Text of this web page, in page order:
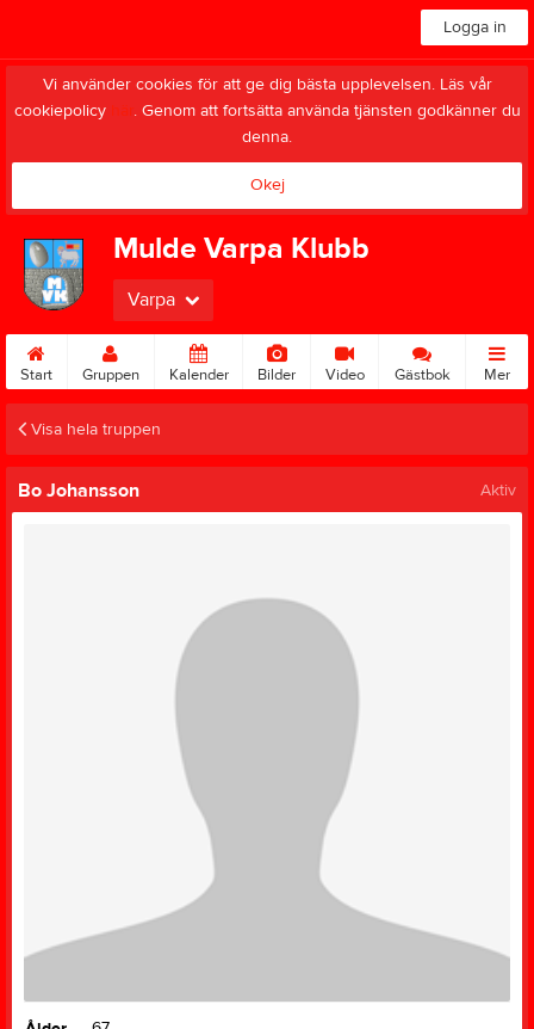
Logga in
Vi använder cookies för att ge dig bästa upplevelsen. Läs vår
cookiepolicy här. Genom att fortsätta använda tjänsten godkänner du
denna.
Okej
Mulde Varpa Klubb
Varpa
Start Gruppen Kalender Bilder Video Gästbok Mer
Visa hela truppen
Bo Johansson Aktiv